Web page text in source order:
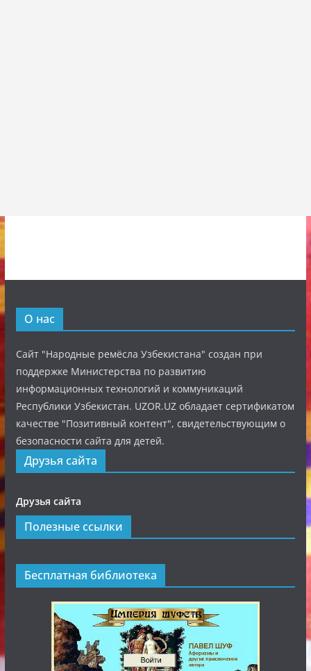
О нас
Сайт "Народные ремёсла Узбекистана" создан при
поддержке Министерства по развитию
информационных технологий и коммуникаций
Республики Узбекистан. UZOR.UZ обладает сертификатом
качестве "Позитивный контент", свидетельствующим о
безопасности сайта для детей.
Друзья сайта
Друзья сайта
Полезные ссылки
Бесплатная библиотека